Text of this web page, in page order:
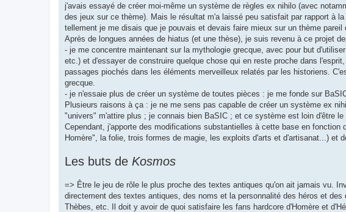
j'avais essayé de créer moi-même un système de règles ex nihilo (avec
des jeux sur ce thème). Mais le résultat m'a laissé peu satisfait par rapport à
tellement je me disais que je pouvais et devais faire mieux sur un thème pareil
Après de longues années de hiatus (et une thèse), je suis revenu à ce projet
- je me concentre maintenant sur la mythologie grecque, avec pour but
etc.) et d'essayer de construire quelque chose qui en reste proche dans
passages piochés dans les éléments merveilleux relatés par les historiens.
grecque.
- je n'essaie plus de créer un système de toutes pièces : je me fonde sur
Plusieurs raisons à ça : je ne me sens pas capable de créer un système ex
"univers" m'attire plus ; je connais bien BaSIC ; et ce système est loin d'être
Cependant, j'apporte des modifications substantielles à cette base en
Homère", la folie, trois formes de magie, les exploits d'arts et d'artisanat...) et
Les buts de Kosmos
=> Être le jeu de rôle le plus proche des textes antiques qu'on ait jamais vu.
directement des textes antiques, des noms et la personnalité des héros et
Thèbes, etc. Il doit y avoir de quoi satisfaire les fans hardcore d'Homère et